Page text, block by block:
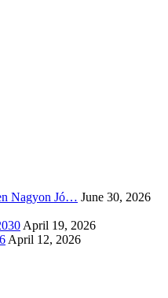
Nagyon Jó… June 30, 2026
April 19, 2026
April 12, 2026